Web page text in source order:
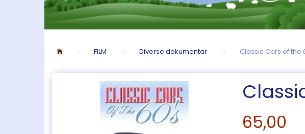
FILM Diverse dokumentar Classic Cars of the
65,00